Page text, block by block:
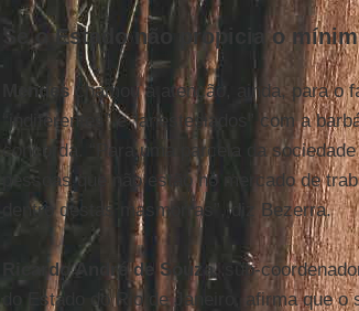
Se o Estado não propicia o
Mendeschamou a atenção, ainda, para o
“indiferentes” e “anestesiados” com a
concorda. “Para uma parcela da
pessoas que não estão no mercado de
dentro destas masmorras”, diz Bezerra.
Ricardo André de Souza, sub-
do Estado do Rio de Janeiro, afirma que